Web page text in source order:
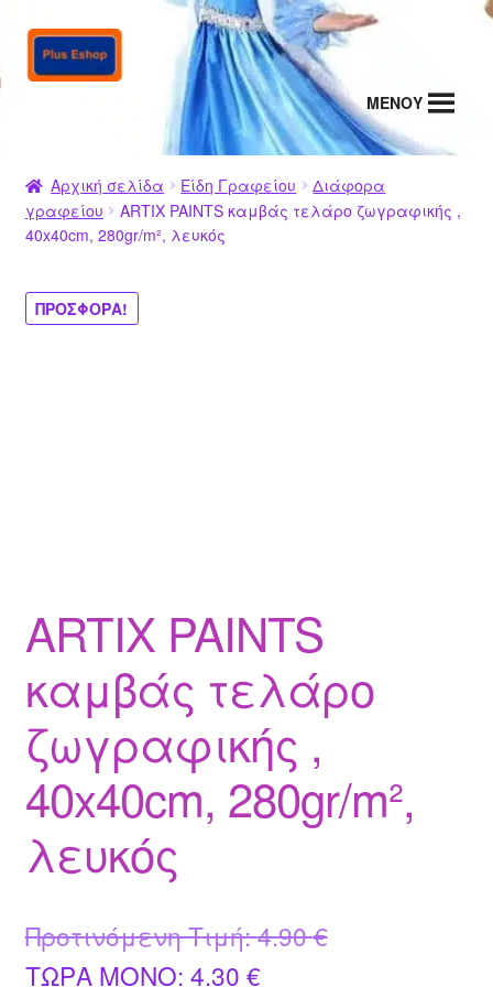
Απευθείας
μετάβαση
Μετάβαση
σε
MENΟΥ
Αρχική σελίδα Είδη Γραφείου
Διάφορα
γραφείου
ARTIX PAINTS καμβάς τελάρο ζωγραφικής ,
40x40cm, 280gr/m², λευκός
ΠΡΟΣΦΟΡΆ!
ARTIX PAINTS
καμβάς τελάρο
ζωγραφικής ,
40x40cm, 280gr/m²,
λευκός
Προτινόμενη Τιμή:4.90€Original
ΤΩΡΑ MONO: 4.30 €Η